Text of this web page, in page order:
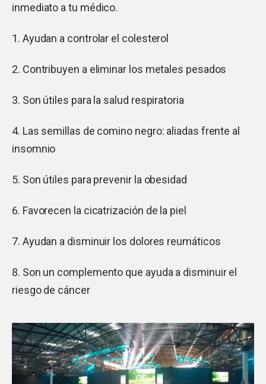
inmediato a tu médico.
1. Ayudan a controlar el colesterol
2. Contribuyen a eliminar los metales pesados
3. Son útiles para la salud respiratoria
4. Las semillas de comino negro: aliadas frente al
insomnio
5. Son útiles para prevenir la obesidad
6. Favorecen la cicatrización de la piel
7. Ayudan a disminuir los dolores reumáticos
8. Son un complemento que ayuda a disminuir el
riesgo de cáncer